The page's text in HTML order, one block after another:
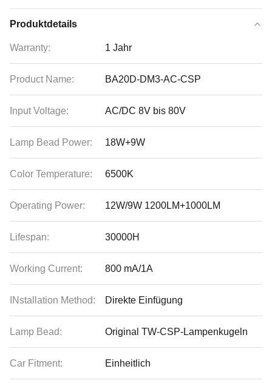
Produktdetails
Warranty: 1 Jahr
Product Name: BA20D-DM3-AC-CSP
Input Voltage: AC/DC 8V bis 80V
Lamp Bead Power: 18W+9W
Color Temperature: 6500K
Operating Power: 12W/9W 1200LM+1000LM
Lifespan: 30000H
Working Current: 800 mA/1A
INstallation Method: Direkte Einfügung
Lamp Bead: Original TW-CSP-Lampenkugeln
Car Fitment: Einheitlich